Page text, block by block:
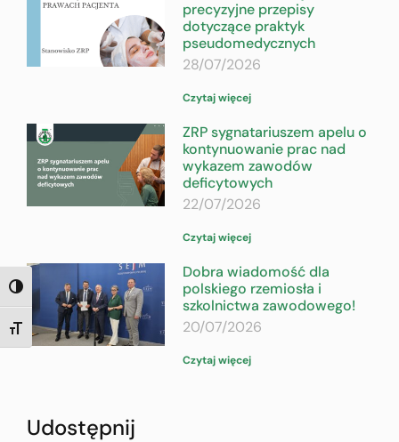
TOGGLE HIGH CONTRAST
TOGGLE FONT SIZE
precyzyjne przepisy
dotyczące praktyk
pseudomedycznych
28/07/2026
Czytaj więcej
ZRP sygnatariuszem apelu o
kontynuowanie prac nad
wykazem zawodów
deficytowych
22/07/2026
Czytaj więcej
Dobra wiadomość dla
polskiego rzemiosła i
szkolnictwa zawodowego!
20/07/2026
Czytaj więcej
Udostępnij